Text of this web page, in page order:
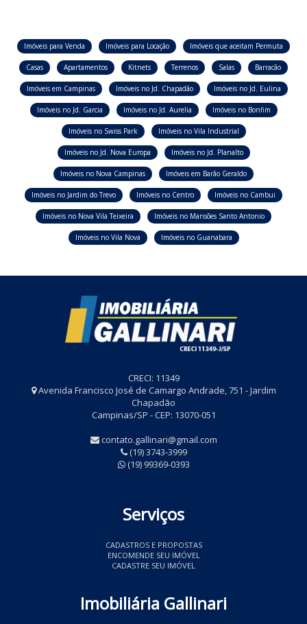
Imóveis para Venda Imóveis para Locação Imóveis que aceitam Permuta
Casas Apartamentos Kitnets Terrenos Salas Barracão
Imóveis em Campinas Imóveis no Jd. Chapadão Imóveis no Jd. Eulina
Imóveis no Jd. Garcia Imóveis no Jd. Aurelia Imóveis no Bonfim
Imóveis no Swiss Park Imóveis no Vila Industrial
Imóveis no Jd. Nova Europa Imóveis no Jd. Planalto
Imóveis no Nova Campinas Imóveis em Barão Geraldo
Imóveis no Jardim do Trevo Imóveis no Centro Imóveis no Cambui
Imóveis no Nova Vila Teixeira Imóveis no Mansões Santo Antonio
Imóveis no Vila Nova Imóveis no Guanabara
CRECI: 11349
Avenida Francisco José de Camargo Andrade, 751 - Jardim
Chapadão
Campinas/SP - CEP: 13070-051
contato.gallinari@gmail.com
(19) 3743-3999
(19) 99369-0393
Serviços
CADASTROS E PROPOSTAS
ENCOMENDE SEU IMÓVEL
CADASTRE SEU IMÓVEL
Imobiliária Gallinari